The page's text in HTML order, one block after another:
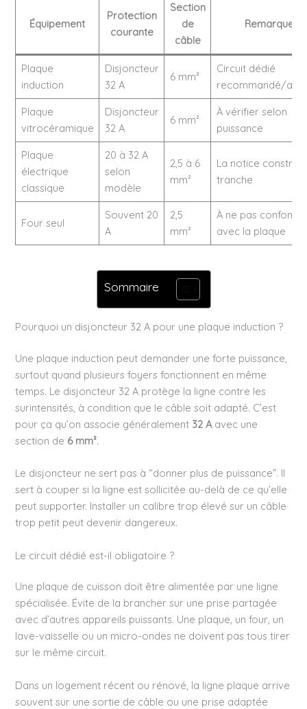
Équipement
Protection
courante
Section
de
câble
Remarque
Plaque
induction
Disjoncteur
32 A
6 mm²
Circuit dédié
recommandé/
Plaque
vitrocéramique
Disjoncteur
32 A
6 mm²
À vérifier selon
puissance
Plaque
électrique
classique
20 à 32 A
selon
modèle
2,5 à 6
mm²
La notice
tranche
Four seul
Souvent 20
A
2,5
mm²
À ne pas
avec la plaque
Sommaire
Pourquoi un disjoncteur 32 A pour une plaque induction ?
Une plaque induction peut demander une forte puissance,
surtout quand plusieurs foyers fonctionnent en même
temps. Le disjoncteur 32 A protège la ligne contre les
surintensités, à condition que le câble soit adapté. C’est
pour ça qu’on associe généralement 32 Aavec une
section de 6 mm².
Le disjoncteur ne sert pas à “donner plus de puissance”. Il
sert à couper si la ligne est sollicitée au-delà de ce qu’elle
peut supporter. Installer un calibre trop élevé sur un câble
trop petit peut devenir dangereux.
Le circuit dédié est-il obligatoire ?
Une plaque de cuisson doit être alimentée par une ligne
spécialisée. Évite de la brancher sur une prise partagée
avec d’autres appareils puissants. Une plaque, un four, un
lave-vaisselle ou un micro-ondes ne doivent pas tous tirer
sur le même circuit.
Dans un logement récent ou rénové, la ligne plaque arrive
souvent sur une sortie de câble ou une prise adaptée